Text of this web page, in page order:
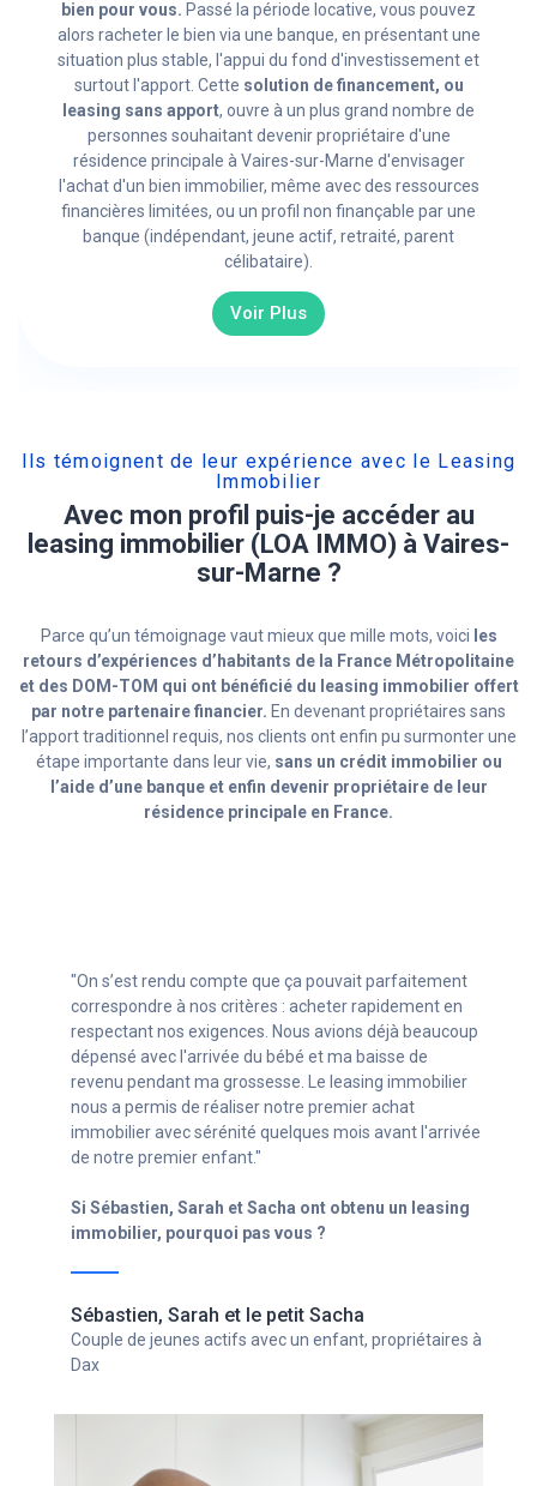
bien pour vous. Passé la période locative, vous pouvez
alors racheter le bien via une banque, en présentant une
situation plus stable, l'appui du fond d'investissement et
surtout l'apport. Cette solution de financement, ou
leasing sans apport, ouvre à un plus grand nombre de
personnes souhaitant devenir propriétaire d'une
résidence principale à Vaires-sur-Marne d'envisager
l'achat d'un bien immobilier, même avec des ressources
financières limitées, ou un profil non finançable par une
banque (indépendant, jeune actif, retraité, parent
célibataire).
Voir Plus
Ils témoignent de leur expérience avec le Leasing
Immobilier
Avec mon profil puis-je accéder au
leasing immobilier (LOA IMMO) à Vaires-
sur-Marne ?
Parce qu’un témoignage vaut mieux que mille mots, voici les
retours d’expériences d’habitants de la France Métropolitaine
et des DOM-TOM qui ont bénéficié du leasing immobilier offert
par notre partenaire financier. En devenant propriétaires sans
l’apport traditionnel requis, nos clients ont enfin pu surmonter une
étape importante dans leur vie, sans un crédit immobilier ou
l’aide d’une banque et enfin devenir propriétaire de leur
résidence principale en France.
"Avec mon statut d’indépendant (autoentrepreneur)
c’était compliqué de trouver un crédit. Grâce aux
conseillers de la société de leasing immobilier, je n’ai
pas eu à repousser mon projet immobilier et enfin pu
avoir mon chez moi, sans avoir à renoncer à mon
entreprise en croissance !"
Si Ghislain a obtenu un leasing immobilier, pourquoi
propriétaire à Bordeaux